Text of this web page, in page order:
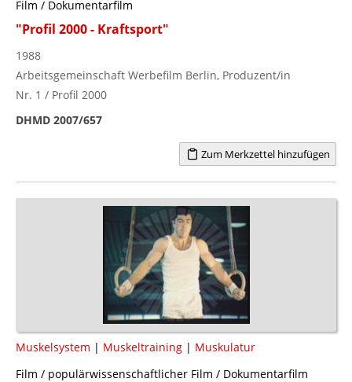
Film / Dokumentarfilm
"Profil 2000 - Kraftsport"
1988
Arbeitsgemeinschaft Werbefilm Berlin, Produzent/in
Nr. 1 / Profil 2000
DHMD 2007/657
Zum Merkzettel hinzufügen
Muskelsystem | Muskeltraining | Muskulatur
Film / populärwissenschaftlicher Film / Dokumentarfilm